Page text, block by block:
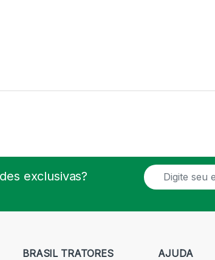
exclusivas?
E
m
BRASIL TRATORES AJUDA